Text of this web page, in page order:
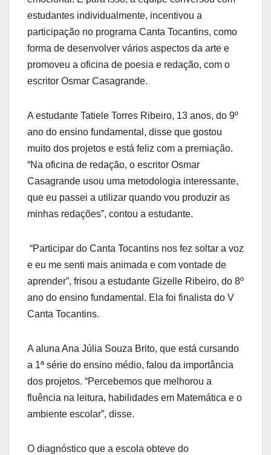
estudantes individualmente, incentivou a
participação no programa Canta Tocantins, como
forma de desenvolver vários aspectos da arte e
promoveu a oficina de poesia e redação, com o
escritor Osmar Casagrande.
A estudante Tatiele Torres Ribeiro, 13 anos, do 9º
ano do ensino fundamental, disse que gostou
muito dos projetos e está feliz com a premiação.
“Na oficina de redação, o escritor Osmar
Casagrande usou uma metodologia interessante,
que eu passei a utilizar quando vou produzir as
minhas redações”, contou a estudante.
“Participar do Canta Tocantins nos fez soltar a voz
e eu me senti mais animada e com vontade de
aprender”, frisou a estudante Gizelle Ribeiro, do 8º
ano do ensino fundamental. Ela foi finalista do V
Canta Tocantins.
A aluna Ana Júlia Souza Brito, que está cursando
a 1ª série do ensino médio, falou da importância
dos projetos. “Percebemos que melhorou a
fluência na leitura, habilidades em Matemática e o
ambiente escolar”, disse.
O diagnóstico que a escola obteve do